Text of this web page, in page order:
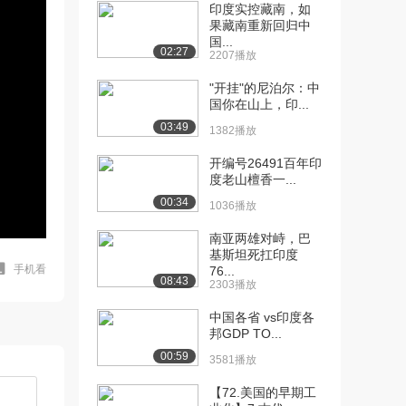
手机看
02:27
印度实控藏南，如
果藏南重新回归中
国...
2207播放
03:49
"开挂"的尼泊尔：中
国你在山上，印...
1382播放
00:34
开编号26491百年印
度老山檀香一...
1036播放
08:43
南亚两雄对峙，巴
基斯坦死扛印度
76...
2303播放
00:59
中国各省 vs印度各
邦GDP TO...
3581播放
【72.美国的早期工